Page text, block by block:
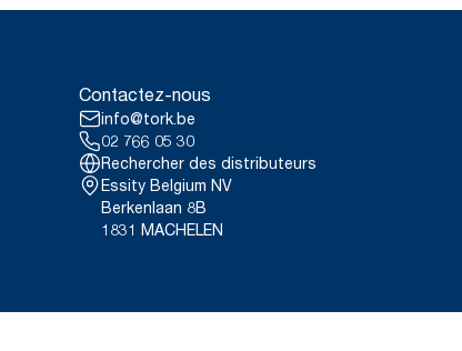
Contactez-nous
info@tork.be
02 766 05 30
Rechercher des distributeurs
Essity Belgium NV
Berkenlaan 8B
1831 MACHELEN